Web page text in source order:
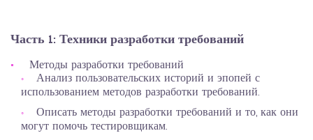
Часть 1: Техники разработки требований
Методы разработки требований
Анализ пользовательских историй и эпопей с
использованием методов разработки требований.
Описать методы разработки требований и то, как они
могут помочь тестировщикам.